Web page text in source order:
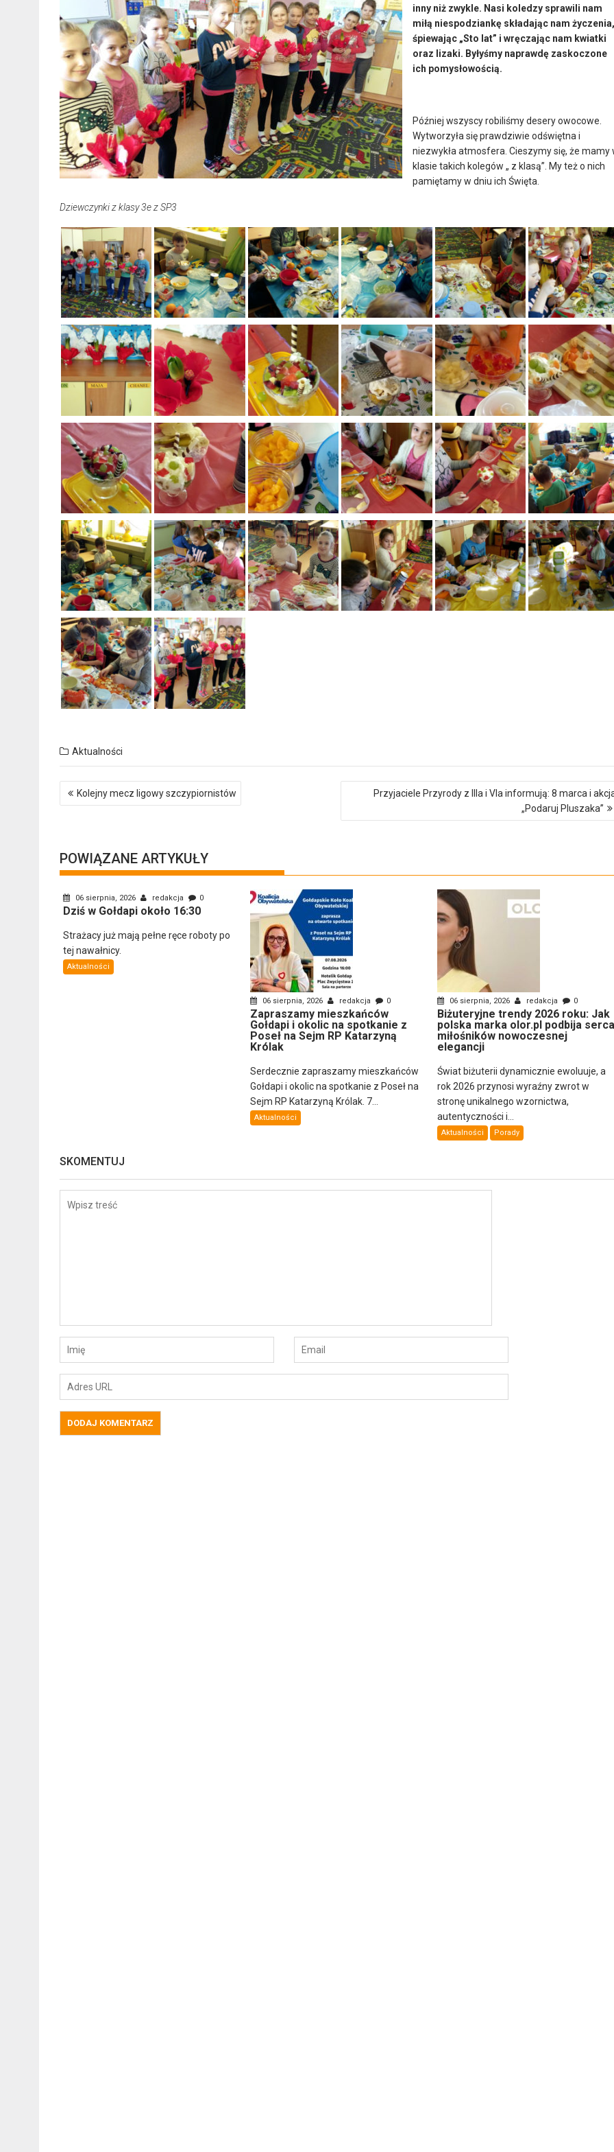
inny niż zwykle. Nasi koledzy sprawili nam
miłą niespodziankę składając nam życzenia,
śpiewając „Sto lat” i wręczając nam kwiatki
oraz lizaki. Byłyśmy naprawdę zaskoczone
ich pomysłowością.
Później wszyscy robiliśmy desery owocowe.
Wytworzyła się prawdziwie odświętna i
niezwykła atmosfera. Cieszymy się, że mamy
klasie takich kolegów „ z klasą”. My też o nich
pamiętamy w dniu ich Święta.
Dziewczynki z klasy 3e z SP3
Aktualności
Nawigacja
wpisuKolejny mecz ligowy szczypiornistów
Przyjaciele Przyrody z IIIa i VIa informują: 8 marca i
„Podaruj Pluszaka”
POWIĄZANE ARTYKUŁY
06 sierpnia, 2026 redakcja 0
Dziś w Gołdapi około 16:30
Strażacy już mają pełne ręce roboty po
tej nawałnicy.
Aktualności
06 sierpnia, 2026 redakcja 0
Zapraszamy mieszkańców
Gołdapi i okolic na spotkanie z
Poseł na Sejm RP Katarzyną
Królak
Serdecznie zapraszamy mieszkańców
Gołdapi i okolic na spotkanie z Poseł na
Sejm RP Katarzyną Królak. 7...
Aktualności
06 sierpnia, 2026 redakcja 0
Biżuteryjne trendy 2026 roku: Jak
polska marka olor.pl podbija serca
miłośników nowoczesnej
elegancji
Świat biżuterii dynamicznie ewoluuje, a
rok 2026 przynosi wyraźny zwrot w
stronę unikalnego wzornictwa,
autentyczności i...
Aktualności Porady
SKOMENTUJ